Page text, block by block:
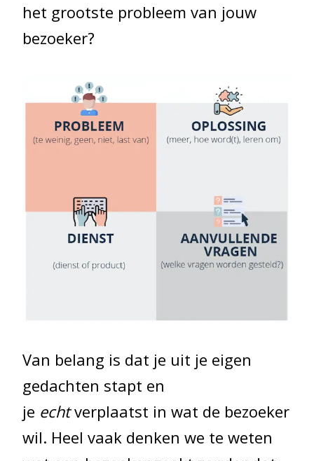
het grootste probleem van jouw
bezoeker?
Van belang is dat je uit je eigen
gedachten stapt en
je echtverplaatst in wat de bezoeker
wil. Heel vaak denken we te weten